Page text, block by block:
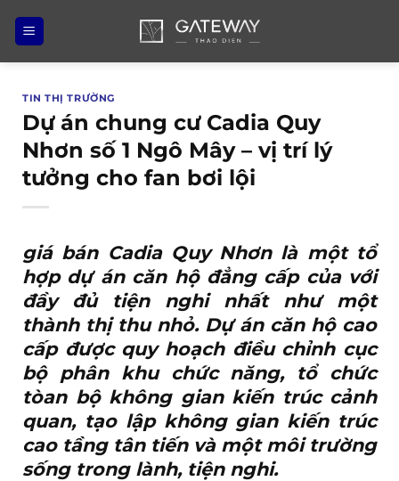
qua
nội
TIN THỊ TRƯỜNG
Dự án chung cư Cadia Quy
Nhơn số 1 Ngô Mây – vị trí lý
tưởng cho fan bơi lội
giá bán Cadia Quy Nhơnlà một tổ
hợp dự án căn hộ đẳng cấp của với
đầy đủ tiện nghi nhất như một
thành thị thu nhỏ. Dự án căn hộ cao
cấp được quy hoạch điều chỉnh cục
bộ phân khu chức năng, tổ chức
tòan bộ không gian kiến trúc cảnh
quan, tạo lập không gian kiến trúc
cao tầng tân tiến và một môi trường
sống trong lành, tiện nghi.